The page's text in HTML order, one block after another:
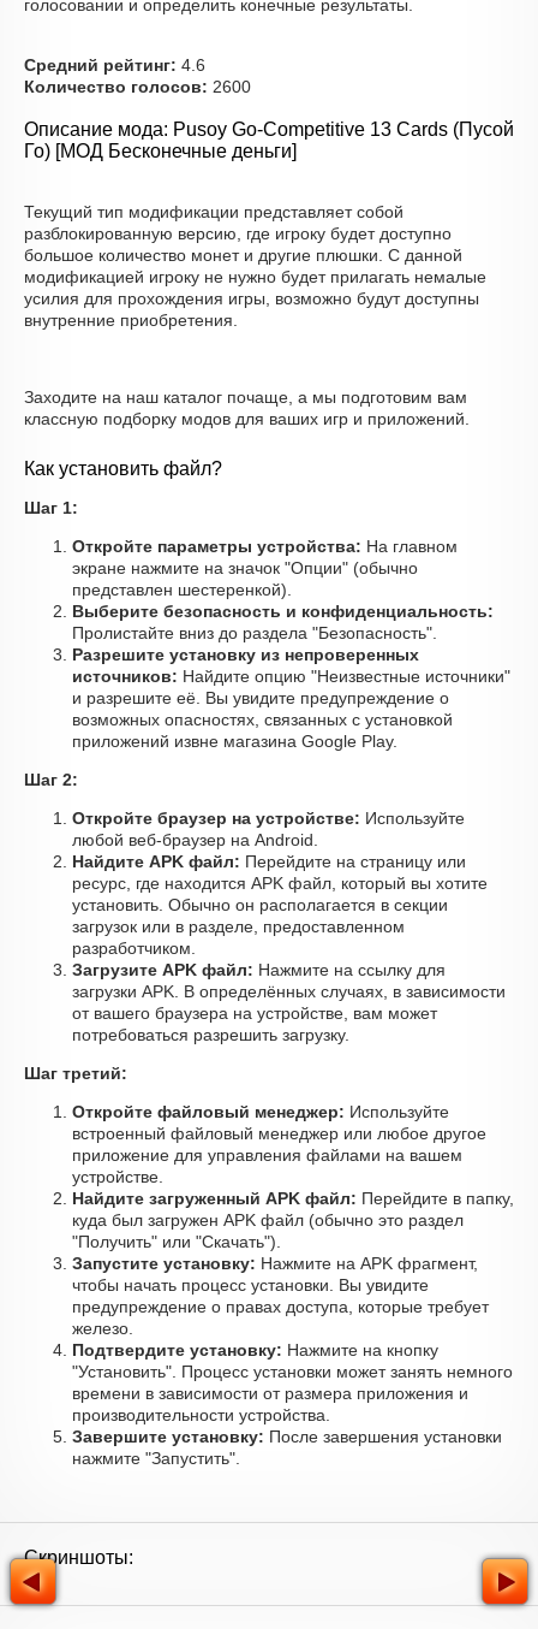
голосовании и определить конечные результаты.
Средний рейтинг: 4.6
Количество голосов: 2600
Описание мода: Pusoy Go-Competitive 13 Cards (Пусой
Го) [МОД Бесконечные деньги]
Текущий тип модификации представляет собой
разблокированную версию, где игроку будет доступно
большое количество монет и другие плюшки. С данной
модификацией игроку не нужно будет прилагать немалые
усилия для прохождения игры, возможно будут доступны
внутренние приобретения.
Заходите на наш каталог почаще, а мы подготовим вам
классную подборку модов для ваших игр и приложений.
Как установить файл?
Шаг 1:
Откройте параметры устройства: На главном
экране нажмите на значок "Опции" (обычно
представлен шестеренкой).
Выберите безопасность и конфиденциальность:
Пролистайте вниз до раздела "Безопасность".
Разрешите установку из непроверенных
источников: Найдите опцию "Неизвестные источники"
и разрешите её. Вы увидите предупреждение о
возможных опасностях, связанных с установкой
приложений извне магазина Google Play.
Шаг 2:
Откройте браузер на устройстве: Используйте
любой веб-браузер на Android.
Найдите APK файл: Перейдите на страницу или
ресурс, где находится APK файл, который вы хотите
установить. Обычно он располагается в секции
загрузок или в разделе, предоставленном
разработчиком.
Загрузите APK файл: Нажмите на ссылку для
загрузки APK. В определённых случаях, в зависимости
от вашего браузера на устройстве, вам может
потребоваться разрешить загрузку.
Шаг третий:
Откройте файловый менеджер: Используйте
встроенный файловый менеджер или любое другое
приложение для управления файлами на вашем
устройстве.
Найдите загруженный APK файл: Перейдите в папку,
куда был загружен APK файл (обычно это раздел
"Получить" или "Скачать").
Запустите установку: Нажмите на APK фрагмент,
чтобы начать процесс установки. Вы увидите
предупреждение о правах доступа, которые требует
железо.
Подтвердите установку: Нажмите на кнопку
"Установить". Процесс установки может занять немного
времени в зависимости от размера приложения и
производительности устройства.
Завершите установку: После завершения установки
нажмите "Запустить".
Скриншоты: